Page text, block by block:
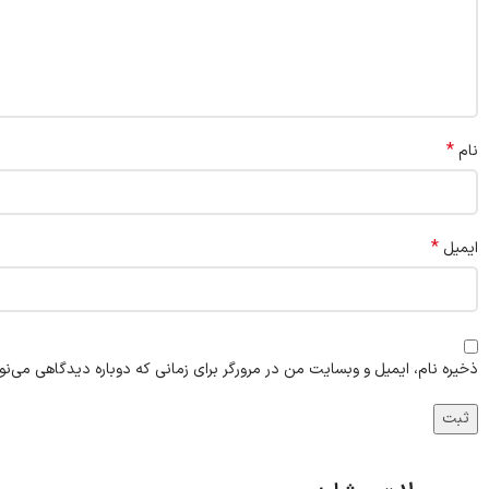
نام*
ایمیل *
ذخیره نام، ایمیل و وبسایت من در مرورگر برای زمانی که دوباره دیدگاهی